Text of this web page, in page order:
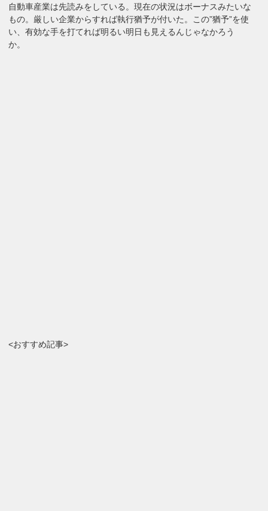
自動車産業は先読みをしている。現在の状況はボーナスみたいな
もの。厳しい企業からすれば執行猶予が付いた。この”猶予”を使
い、有効な手を打てれば明るい明日も見えるんじゃなかろう
か。
<おすすめ記事>